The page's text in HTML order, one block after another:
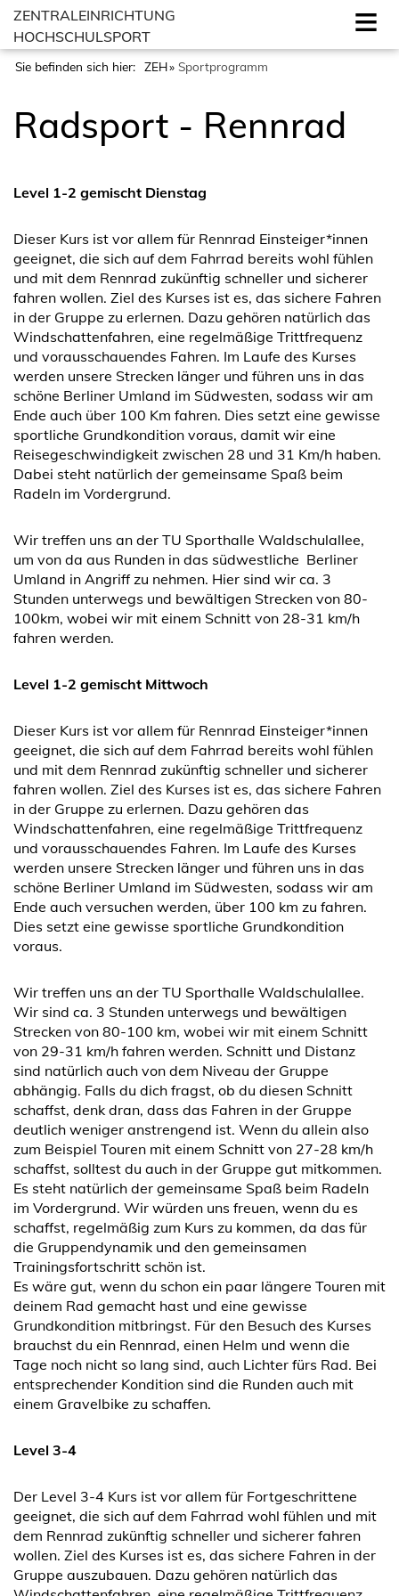
ZENTRALEINRICHTUNG
HOCHSCHULSPORT
Sie befinden sich hier: ZEH Sportprogramm
Radsport - Rennrad
Level 1-2 gemischt Dienstag
Dieser Kurs ist vor allem für Rennrad Einsteiger*innen
geeignet, die sich auf dem Fahrrad bereits wohl fühlen
und mit dem Rennrad zukünftig schneller und sicherer
fahren wollen. Ziel des Kurses ist es, das sichere Fahren
in der Gruppe zu erlernen. Dazu gehören natürlich das
Windschattenfahren, eine regelmäßige Trittfrequenz
und vorausschauendes Fahren. Im Laufe des Kurses
werden unsere Strecken länger und führen uns in das
schöne Berliner Umland im Südwesten, sodass wir am
Ende auch über 100 Km fahren. Dies setzt eine gewisse
sportliche Grundkondition voraus, damit wir eine
Reisegeschwindigkeit zwischen 28 und 31 Km/h haben.
Dabei steht natürlich der gemeinsame Spaß beim
Radeln im Vordergrund.
Wir treffen uns an der TU Sporthalle Waldschulallee,
um von da aus Runden in das südwestliche Berliner
Umland in Angriff zu nehmen. Hier sind wir ca. 3
Stunden unterwegs und bewältigen Strecken von 80-
100km, wobei wir mit einem Schnitt von 28-31 km/h
fahren werden.
Level 1-2 gemischt Mittwoch
Dieser Kurs ist vor allem für Rennrad Einsteiger*innen
geeignet, die sich auf dem Fahrrad bereits wohl fühlen
und mit dem Rennrad zukünftig schneller und sicherer
fahren wollen. Ziel des Kurses ist es, das sichere Fahren
in der Gruppe zu erlernen. Dazu gehören das
Windschattenfahren, eine regelmäßige Trittfrequenz
und vorausschauendes Fahren. Im Laufe des Kurses
werden unsere Strecken länger und führen uns in das
schöne Berliner Umland im Südwesten, sodass wir am
Ende auch versuchen werden, über 100 km zu fahren.
Dies setzt eine gewisse sportliche Grundkondition
voraus.
Wir treffen uns an der TU Sporthalle Waldschulallee.
Wir sind ca. 3 Stunden unterwegs und bewältigen
Strecken von 80-100 km, wobei wir mit einem Schnitt
von 29-31 km/h fahren werden. Schnitt und Distanz
sind natürlich auch von dem Niveau der Gruppe
abhängig. Falls du dich fragst, ob du diesen Schnitt
schaffst, denk dran, dass das Fahren in der Gruppe
deutlich weniger anstrengend ist. Wenn du allein also
zum Beispiel Touren mit einem Schnitt von 27-28 km/h
schaffst, solltest du auch in der Gruppe gut mitkommen.
Es steht natürlich der gemeinsame Spaß beim Radeln
im Vordergrund. Wir würden uns freuen, wenn du es
schaffst, regelmäßig zum Kurs zu kommen, da das für
die Gruppendynamik und den gemeinsamen
Trainingsfortschritt schön ist.
Es wäre gut, wenn du schon ein paar längere Touren mit
deinem Rad gemacht hast und eine gewisse
Grundkondition mitbringst. Für den Besuch des Kurses
brauchst du ein Rennrad, einen Helm und wenn die
Tage noch nicht so lang sind, auch Lichter fürs Rad. Bei
entsprechender Kondition sind die Runden auch mit
einem Gravelbike zu schaffen.
Level 3-4
Der Level 3-4 Kurs ist vor allem für Fortgeschrittene
geeignet, die sich auf dem Fahrrad wohl fühlen und mit
dem Rennrad zukünftig schneller und sicherer fahren
wollen. Ziel des Kurses ist es, das sichere Fahren in der
Gruppe auszubauen. Dazu gehören natürlich das